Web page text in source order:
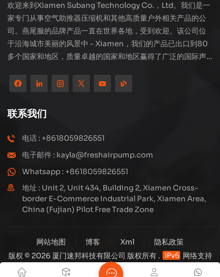
欢迎来到Xiamen Subang Technology Co.，Ltd。我们是一
家专门从事空气助推器压缩机和其他高质量户外相关产品的公
司。燕尾服的品牌产品一直在世界各地，受到欢迎。该公司位
于沿海城市美丽的风景中 - Xiamen，我们的产品已出口到80
多个国家和地区，质量卓越的国家和地区赢得了广泛的国际声
服务系统，我们一直在探索和研究如何通过创新不断升级我们
的产品以满足客户不断增长的需求。该公司对高压压缩机的生
产和制造的核心关注，其结构设计是科学而合理的，以确保产
品的有效性能。我们生产的每种产品，包括许多精度零件，都
严格根据工程图，精心构建在高度自动化的生产线上。
联系我们
电话 : +8618059826551
电子邮件 : kayla@freshairpump.com
Whatsapp : +8618059826551
地址 : Unit 2, Unit 434, Building 2, Xiamen Cross-
border E-Commerce Industrial Park, Xiamen Area,
China (Fujian) Pilot Free Trade Zone
网站地图 博客 Xml
隐私政策
版权 © 2026 厦门速邦科技有限公司 版权所有 .
网络支持